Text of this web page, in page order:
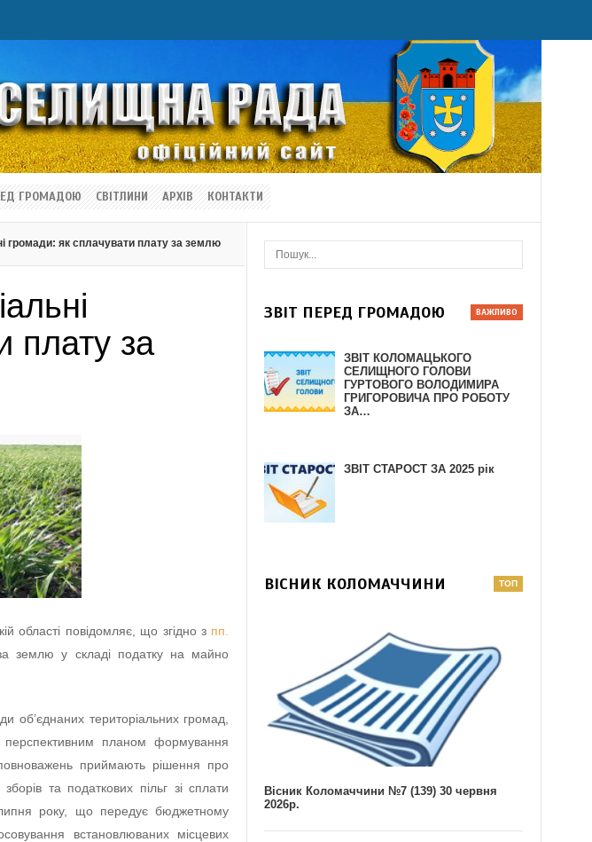
ГРОМАДОЮ СВІТЛИНИ АРХІВ КОНТАКТИ
громади: як сплачувати плату за землю
плату за
області повідомляє, що згідно з пп.
землю у складі податку на майно
об’єднаних територіальних громад,
перспективним планом формування
приймають рішення про
та податкових пільг зі сплати
року, що передує бюджетному
встановлюваних місцевих
ЗВІТ ПЕРЕД ГРОМАДОЮ
ЗВІТ КОЛОМАЦЬКОГО
СЕЛИЩНОГО ГОЛОВИ
ГУРТОВОГО ВОЛОДИМИРА
ГРИГОРОВИЧА ПРО РОБОТУ
ЗА…
ЗВІТ СТАРОСТ ЗА 2025 рік
ВІСНИК КОЛОМАЧЧИНИ
Вісник Коломаччини №7 (139) 30 червня
2026р.